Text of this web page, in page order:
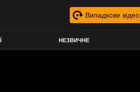
Випадкове відео
НЕЗВИЧНЕ